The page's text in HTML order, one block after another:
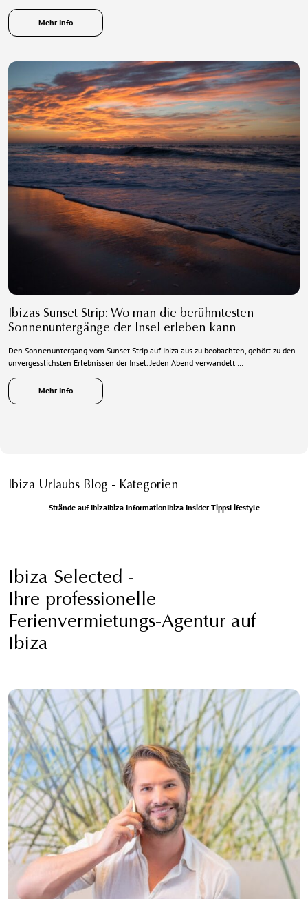
Mehr Info
Ibizas Sunset Strip: Wo man die berühmtesten
Sonnenuntergänge der Insel erleben kann
Den Sonnenuntergang vom Sunset Strip auf Ibiza aus zu beobachten, gehört zu den
unvergesslichsten Erlebnissen der Insel. Jeden Abend verwandelt …
Mehr Info
Ibiza Urlaubs Blog - Kategorien
Strände auf IbizaIbiza InformationIbiza Insider TippsLifestyle
Ibiza Selected -
Ihre professionelle
Ferienvermietungs-Agentur auf
Ibiza